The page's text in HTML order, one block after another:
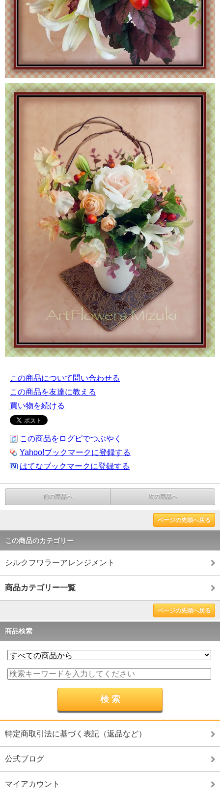
この商品について問い合わせる
この商品を友達に教える
買い物を続ける
この商品をログピでつぶやく
Yahoo!ブックマークに登録する
はてなブックマークに登録する
前の商品へ 次の商品へ
ページの先頭へ戻る
この商品のカテゴリー
シルクフワラーアレンジメント
商品カテゴリー一覧
ページの先頭へ戻る
商品検索
特定商取引法に基づく表記（返品など）
公式ブログ
マイアカウント